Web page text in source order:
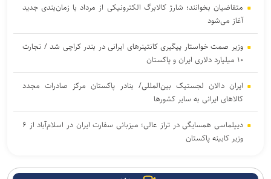
متقاضیان بخوانند؛ شارژ کالابرگ الکترونیکی از مرداد با زمان‌بندی جدید
آغاز می‌شود
وزیر صمت خواستار پیگیری کانتینر‌های ایرانی در بندر کراچی شد / تجارت
۱۰ میلیارد دلاری ایران و پاکستان
ایران دالان‌ لجستیک بین‌المللی/ بنادر پاکستان مرکز صادرات مجدد
کالاهای ایرانی به سایر کشورها
دیپلماسی همسایگی در تراز عالی؛ میزبانی سفارت ایران در اسلام‌آباد از ۶
وزیر کابینه پاکستان